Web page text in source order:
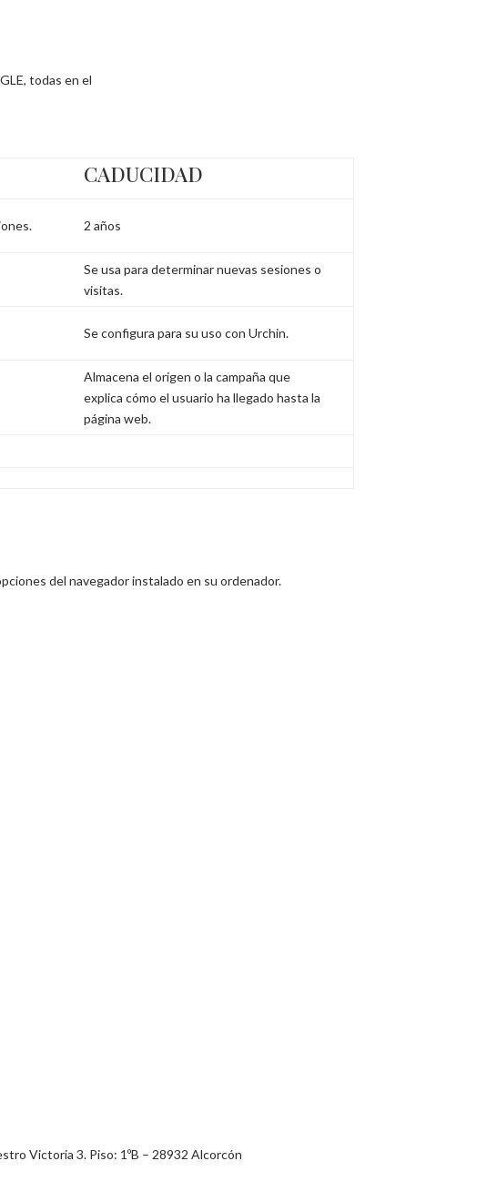
todas en el
CADUCIDAD
2 años
Se usa para determinar nuevas sesiones o
visitas.
Se configura para su uso con Urchin.
Almacena el origen o la campaña que
explica cómo el usuario ha llegado hasta la
página web.
del navegador instalado en su ordenador.
Victoria 3. Piso: 1ºB – 28932 Alcorcón